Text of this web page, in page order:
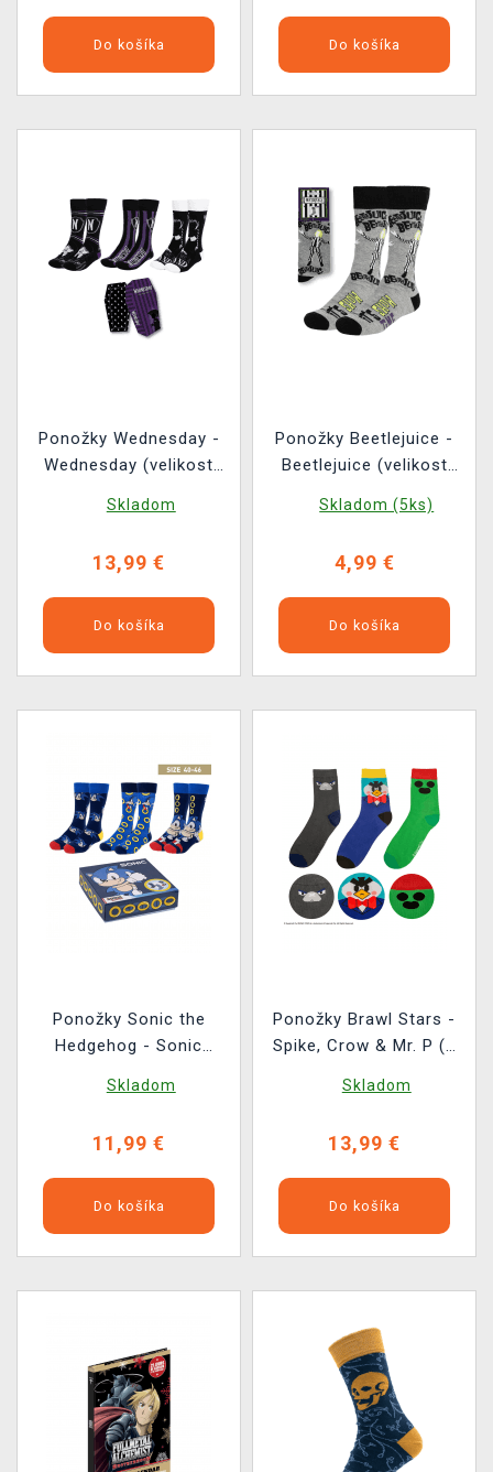
Do košíka Do košíka
Ponožky Wednesday -
Wednesday (velikost
Skladom
13,99 €
Do košíka
Ponožky Beetlejuice -
Beetlejuice (velikost
Skladom (5ks)
4,99 €
Do košíka
Ponožky Sonic the
Hedgehog - Sonic
páry)
Skladom
11,99 €
Do košíka
Ponožky Brawl Stars -
Spike, Crow & Mr. P (3
Skladom
13,99 €
Do košíka